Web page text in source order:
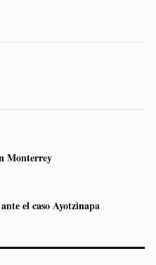
Monterrey
el caso Ayotzinapa